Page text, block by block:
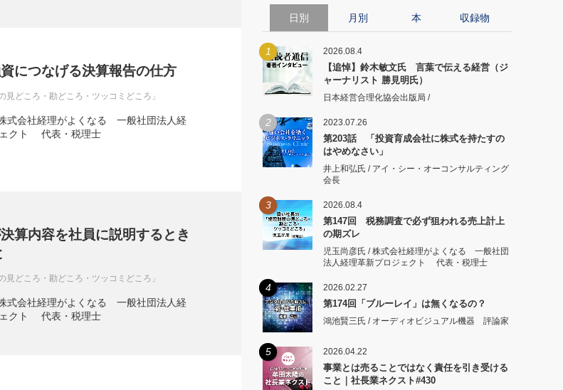
につなげる決算報告の仕方
見どころ・勘どころ・ツッコミどころ」
式会社経理がよくなる 一般社団法人経
クト 代表・税理士
算内容を社員に説明するとき
見どころ・勘どころ・ツッコミどころ」
式会社経理がよくなる 一般社団法人経
クト 代表・税理士
日別 月別 本 収録物
1 2026.08.4
【追悼】鈴木敏文氏 言葉で伝える経営（ジ
ャーナリスト 勝見明氏）
日本経営合理化協会出版局 /
2 2023.07.26
第203話 「投資育成会社に株式を持たすの
はやめなさい」
井上和弘氏 / アイ・シー・オーコンサルティング
会長
3 2026.08.4
第147回 税務調査で必ず狙われる売上計上
の期ズレ
児玉尚彦氏 / 株式会社経理がよくなる 一般社団
法人経理革新プロジェクト 代表・税理士
4 2026.02.27
第174回「ブルーレイ」は無くなるの？
鴻池賢三氏 / オーディオビジュアル機器 評論家
5 2026.04.22
事業とは売ることではなく責任を引き受ける
こと｜社長業ネクスト#430